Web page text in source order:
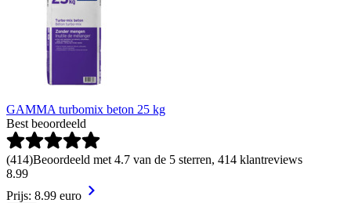
GAMMA turbomix beton 25 kg
Best beoordeeld
(414)Beoordeeld met 4.7 van de 5 sterren, 414 klantreviews
8.99
Prijs: 8.99 euro